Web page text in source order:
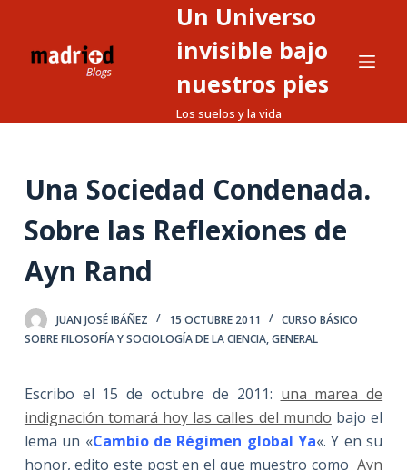
o
n
o
Un Universo
invisible bajo
nuestros pies
Los suelos y la vida
Una Sociedad Condenada.
Sobre las Reflexiones de
Ayn Rand
JUAN JOSÉ IBÁÑEZ 15 OCTUBRE 2011
CURSO BÁSICO
SOBRE FILOSOFÍA Y SOCIOLOGÍA DE LA CIENCIA,GENERAL
Escribo el 15 de octubre de 2011: una marea de
indignación tomará hoy las calles del mundo bajo el
lema un «Cambio de Régimen global Ya«. Y en su
honor, edito este post en el que muestro comoAyn